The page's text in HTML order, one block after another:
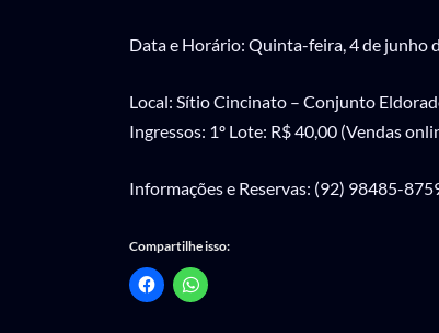
Data e Horário: Quinta-feira, 4 de junho
Local: Sítio Cincinato – Conjunto
Ingressos: 1º Lote: R$ 40,00 (Vendas
Informações e Reservas: (92) 98485-
Compartilhe isso: